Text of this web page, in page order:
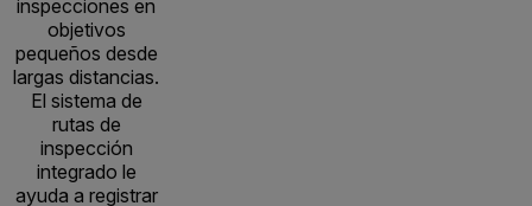
inspecciones en
objetivos
pequeños desde
largas distancias.
El sistema de
rutas de
inspección
integrado le
ayuda a registrar